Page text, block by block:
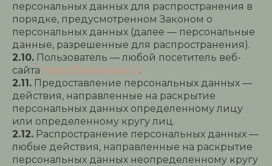
персональных данных для распространения в
порядке, предусмотренном Законом о
персональных данных (далее — персональные
данные, разрешенные для распространения).
2.10. Пользователь — любой посетитель веб-
сайта https://hartwood.ru/.
2.11. Предоставление персональных данных —
действия, направленные на раскрытие
персональных данных определенному лицу
или определенному кругу лиц.
2.12. Распространение персональных данных —
любые действия, направленные на раскрытие
персональных данных неопределенному кругу